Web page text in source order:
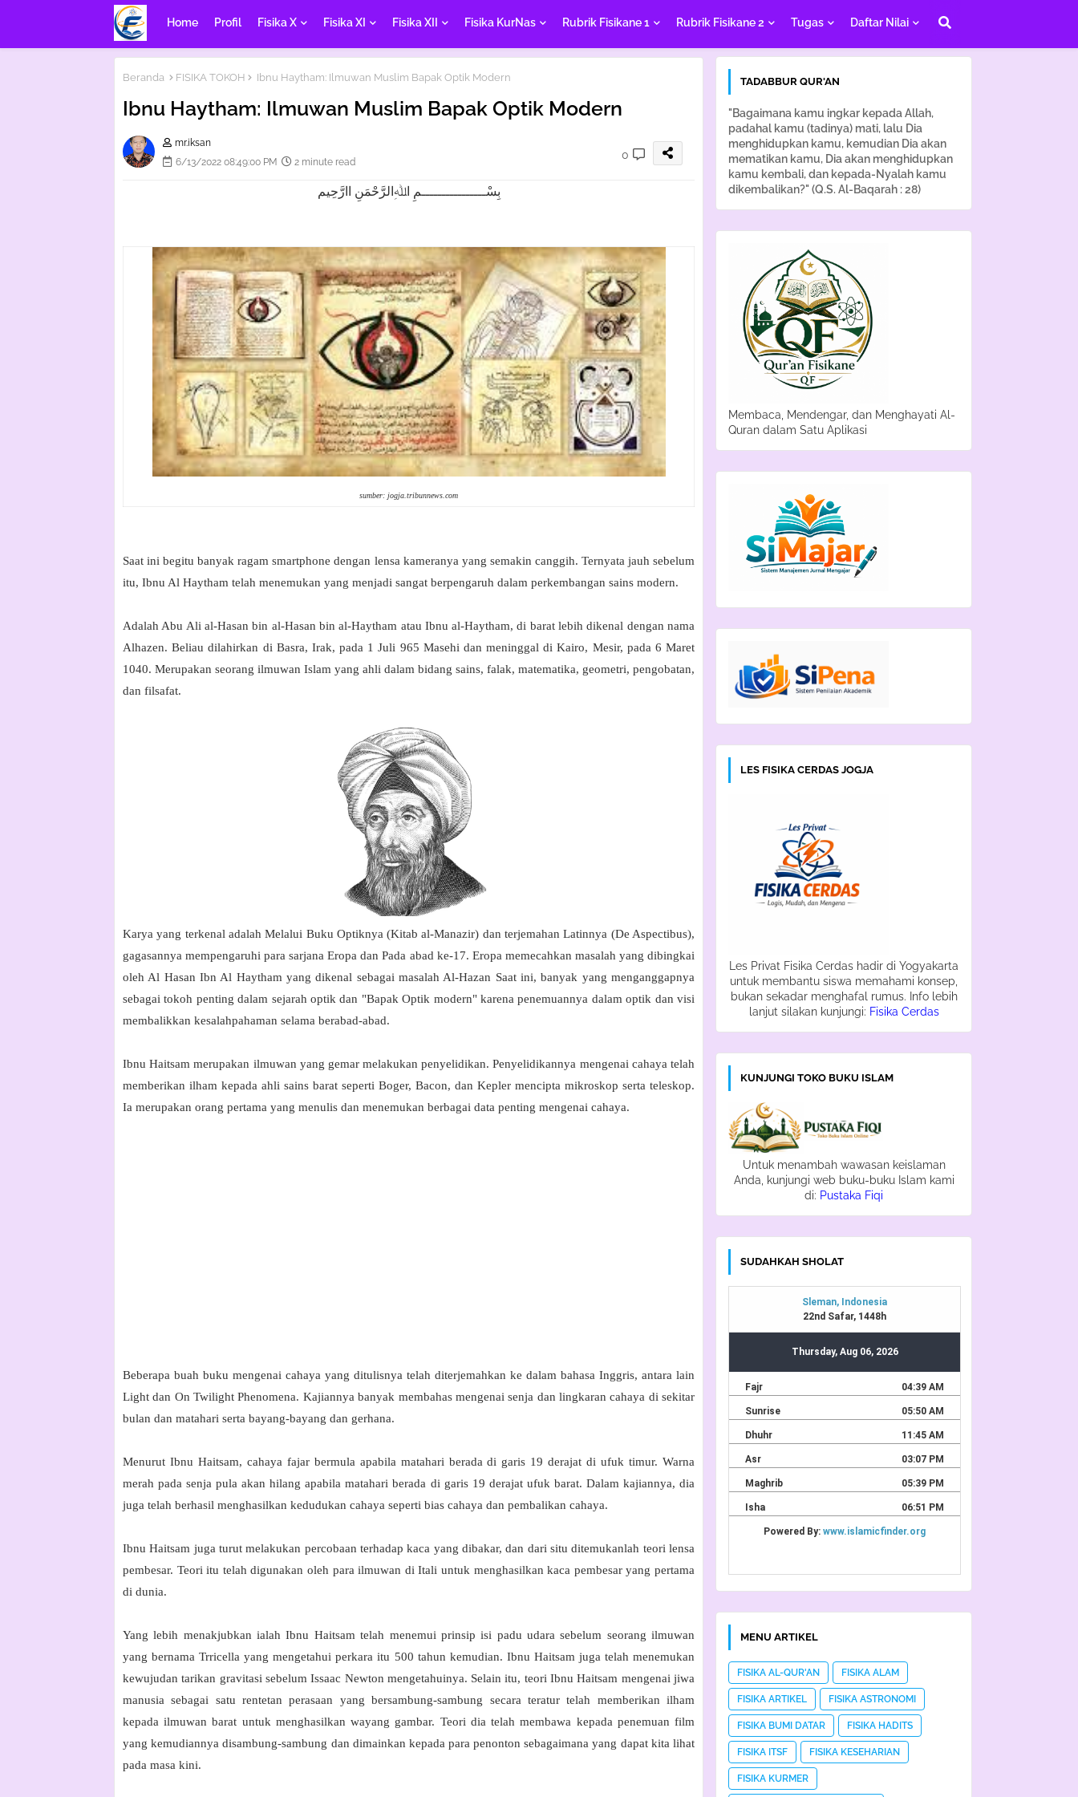
Home Profil Fisika X Fisika XI Fisika XII Fisika KurNas Rubrik Fisikane 1 Rubrik Fisikane 2 Tugas Daftar Nilai
Beranda FISIKA TOKOH Ibnu Haytham: Ilmuwan Muslim Bapak Optik Modern
Ibnu Haytham: Ilmuwan Muslim Bapak Optik Modern
mr.iksan
6/13/2022 08:49:00 PM
2 minute read
0
بِسْــــــــــــــــمِ اﷲِالرَّحْمَنِ اارَّحِيم
sumber: jogja.tribunnews.com
Saat ini begitu banyak ragam smartphone dengan lensa kameranya yang semakin canggih. Ternyata jauh sebelum
itu, Ibnu Al Haytham telah menemukan yang menjadi sangat berpengaruh dalam perkembangan sains modern.
Adalah Abu Ali al-Hasan bin al-Hasan bin al-Haytham atau Ibnu al-Haytham, di barat lebih dikenal dengan nama
Alhazen. Beliau dilahirkan di Basra, Irak, pada 1 Juli 965 Masehi dan meninggal di Kairo, Mesir, pada 6 Maret
1040. Merupakan seorang ilmuwan Islam yang ahli dalam bidang sains, falak, matematika, geometri, pengobatan,
dan filsafat.
Karya yang terkenal adalahMelalui Buku Optiknya (Kitab al-Manazir) dan terjemahan Latinnya (De Aspectibus),
gagasannya mempengaruhi para sarjana Eropa dan Pada abad ke-17. Eropa memecahkan masalah yang dibingkai
oleh Al Hasan Ibn Al Haytham yang dikenal sebagai masalah Al-Hazan Saat ini, banyak yang menganggapnya
sebagai tokoh penting dalam sejarah optik dan "Bapak Optik modern" karena penemuannya dalam optik dan visi
membalikkan kesalahpahaman selama berabad-abad.
Ibnu Haitsam merupakan ilmuwan yang gemar melakukan penyelidikan. Penyelidikannya mengenai cahaya telah
memberikan ilham kepada ahli sains barat seperti Boger, Bacon, dan Kepler mencipta mikroskop serta teleskop.
Ia merupakan orang pertama yang menulis dan menemukan berbagai data penting mengenai cahaya.
Beberapa buah buku mengenai cahaya yang ditulisnya telah diterjemahkan ke dalam bahasa Inggris, antara lain
Light dan On Twilight Phenomena. Kajiannya banyak membahas mengenai senja dan lingkaran cahaya di sekitar
bulan dan matahari serta bayang-bayang dan gerhana.
Menurut Ibnu Haitsam, cahaya fajar bermula apabila mata­hari berada di garis 19 derajat di ufuk timur. Warna
merah pada senja pula akan hilang apabila mata­hari berada di garis 19 derajat ufuk barat. Dalam kajiannya, dia
juga telah berhasil menghasilkan kedudukan cahaya seperti bias cahaya dan pembalikan cahaya.
Ibnu Haitsam juga turut melakukan percobaan terhadap kaca yang dibakar, dan dari situ ditemukanlah teori lensa
pembesar. Teori itu telah digunakan oleh para ilmuwan di Itali untuk menghasilkan kaca pembesar yang pertama
di dunia.
Yang lebih menakjubkan ialah Ibnu Haitsam telah menemui prinsip isi padu udara sebelum seorang ilmuwan
yang bernama Trricella yang mengetahui perkara itu 500 tahun kemudian. Ibnu Haitsam juga telah menemukan
kewujudan tarikan gravitasi sebelum Issaac Newton mengetahuinya. Selain itu, teori Ibnu Hai­tsam mengenai jiwa
manusia sebagai satu rentetan perasaan yang bersambung-sambung secara teratur telah memberikan ilham
kepada ilmuwan barat untuk menghasilkan wayang gambar. Teori dia telah membawa kepada penemuan film
yang kemudiannya disambung-sambung dan dimainkan kepada para penonton sebagaimana yang dapat kita lihat
pada masa kini.
TADABBUR QUR'AN
"Bagaimana kamu ingkar kepada Allah,
padahal kamu (tadinya) mati, lalu Dia
menghidupkan kamu, kemudian Dia akan
mematikan kamu, Dia akan menghidupkan
kamu kembali, dan kepada-Nyalah kamu
dikembalikan?" (Q.S. Al-Baqarah : 28)
Membaca, Mendengar, dan Menghayati Al-
Quran dalam Satu Aplikasi
LES FISIKA CERDAS JOGJA
Les Privat Fisika Cerdas hadir di Yogyakarta
untuk membantu siswa memahami konsep,
bukan sekadar menghafal rumus. Info lebih
lanjut silakan kunjungi: Fisika Cerdas
KUNJUNGI TOKO BUKU ISLAM
Untuk menambah wawasan keislaman
Anda, kunjungi web buku-buku Islam kami
di: Pustaka Fiqi
SUDAHKAH SHOLAT
MENU ARTIKEL
FISIKA AL-QUR'AN FISIKA ALAM
FISIKA ARTIKEL FISIKA ASTRONOMI
FISIKA BUMI DATAR FISIKA HADITS
FISIKA ITSF FISIKA KESEHARIAN
FISIKA KURMER